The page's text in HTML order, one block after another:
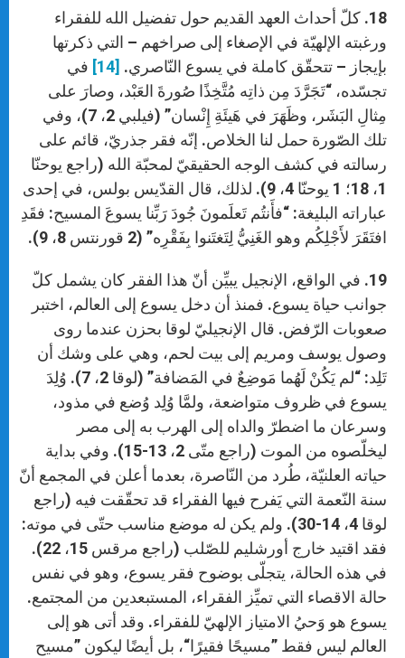
18. كلّ أحداث العهد القديم حول تفضيل الله للفقراء
ورغبته الإلهيّة في الإصغاء إلى صراخهم – التي ذكرتها
بإيجاز – تتحقّق كاملة في يسوع النّاصري. [14]
في
تجسّده، “تَجَرَّدَ مِن ذاتِه مُتَّخِذًا صُورةَ العَبْد، وصارَ على
مِثالِ البَشَر، وظَهَرَ في هَيئَةِ إِنْسان” (فيلبي 2، 7)، وفي
تلك الصّورة حمل لنا الخلاص. إنّه فقر جذريّ، قائم على
رسالته في كشف الوجه الحقيقيّ لمحبّة الله (راجع يوحنّا
1، 18؛ 1 يوحنّا 4، 9). لذلك، قال القدّيس بولس، في إحدى
عباراته البليغة: “فأَنتُم تَعلَمونَ جُودَ رَبِّنا يسوعَ المسيح: فقَدِ
افتَقَرَ لأَجْلِكُم وهو الغَنِيُّ لِتَغتَنوا بِفَقْرِه” (2 قورنتس 8، 9).
19. في الواقع، الإنجيل يبيِّن أنّ هذا الفقر كان يشمل كلّ
جوانب حياة يسوع. فمنذ أن دخل يسوع إلى العالم، اختبر
صعوبات الرّفض. قال الإنجيليّ لوقا بحزن عندما روى
وصول يوسف ومريم إلى بيت لحم، وهي على وشك أن
تَلِد: “لم يَكُنْ لَهُما مَوضِعٌ في المَضافة” (لوقا 2، 7). وُلِدَ
يسوع في ظروف متواضعة، ولمَّا وُلِد وُضع في مذود،
وسرعان ما اضطرّ والداه إلى الهرب به إلى مصر
ليخلّصوه من الموت (راجع متّى 2، 13-15). وفي بداية
حياته العلنيّة، طُرد من النّاصرة، بعدما أعلن في المجمع أنّ
سنة النّعمة التي يَفرح فيها الفقراء قد تحقّقت فيه (راجع
لوقا 4، 14-30). ولم يكن له موضع مناسب حتّى في موته:
فقد اقتيد خارج أورشليم للصّلب (راجع مرقس 15، 22).
في هذه الحالة، يتجلّى بوضوح فقر يسوع، وهو في نفس
حالة الاقصاء التي تميِّز الفقراء، المستبعدين من المجتمع.
يسوع هو وَحيُ الامتياز الإلهيّ للفقراء. وقد أتى هو إلى
العالم ليس فقط ”مسيحًا فقيرًا“، بل أيضًا ليكون ”مسيح